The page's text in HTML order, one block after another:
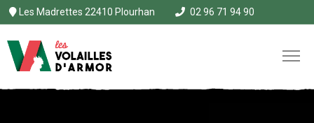
Les Madrettes 22410 Plourhan 02 96 71 94 90